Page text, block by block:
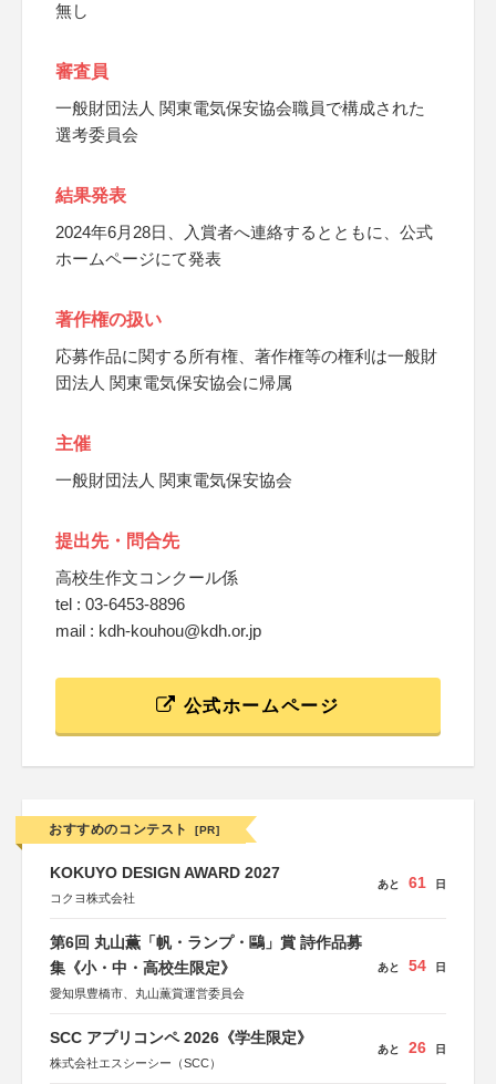
無し
審査員
一般財団法人 関東電気保安協会職員で構成された
選考委員会
結果発表
2024年6月28日、入賞者へ連絡するとともに、公式
ホームページにて発表
著作権の扱い
応募作品に関する所有権、著作権等の権利は一般財
団法人 関東電気保安協会に帰属
主催
一般財団法人 関東電気保安協会
提出先・問合先
高校生作文コンクール係
tel : 03-6453-8896
mail : kdh-kouhou@kdh.or.jp
公式ホームページ
おすすめのコンテスト [PR]
KOKUYO DESIGN AWARD 2027
コクヨ株式会社
あと 61 日
第6回 丸山薫「帆・ランプ・鷗」賞 詩作品募
集《小・中・高校生限定》
愛知県豊橋市、丸山薫賞運営委員会
あと 54 日
SCC アプリコンペ 2026《学生限定》
株式会社エスシーシー（SCC）
あと 26 日